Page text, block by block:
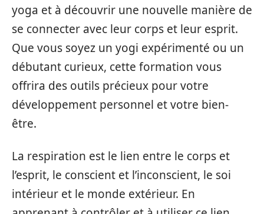
yoga et à découvrir une nouvelle manière de
se connecter avec leur corps et leur esprit.
Que vous soyez un yogi expérimenté ou un
débutant curieux, cette formation vous
offrira des outils précieux pour votre
développement personnel et votre bien-
être.
La respiration est le lien entre le corps et
l’esprit, le conscient et l’inconscient, le soi
intérieur et le monde extérieur. En